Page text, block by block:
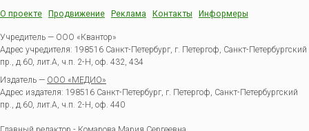
О проекте Продвижение Реклама Контакты Информеры
Учредитель — ООО «Квантор»
Адрес учредителя: 198516 Санкт-Петербург, г. Петергоф, Санкт-Петербургский
пр., д.60, лит.А, ч.п. 2-Н, оф. 432, 434
Издатель — ООО «МЕДИО»
Адрес издателя: 198516 Санкт-Петербург, г. Петергоф, Санкт-Петербургский
пр., д.60, лит.А, ч.п. 2-Н, оф. 440